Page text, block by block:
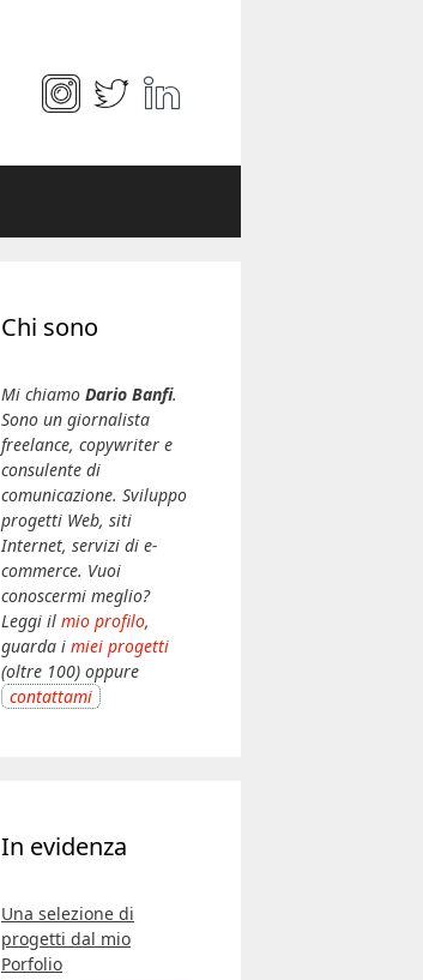
Chi sono
Mi chiamo Dario Banfi.
Sono un giornalista
freelance, copywriter e
consulente di
comunicazione. Sviluppo
progetti Web, siti
Internet, servizi di e-
commerce. Vuoi
conoscermi meglio?
Leggi il mio profilo,
guarda i miei progetti
(oltre 100) oppure
contattami
In evidenza
Una selezione di
progetti dal mio
Porfolio